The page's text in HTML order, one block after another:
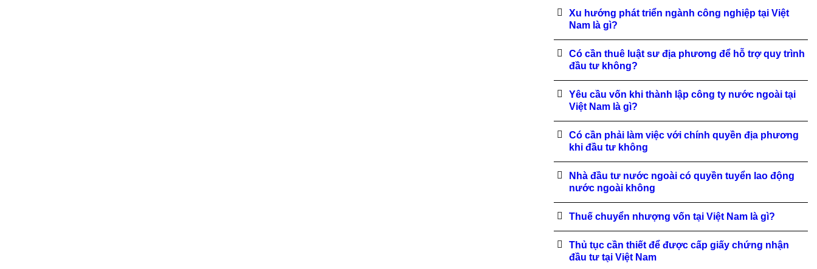
Xu hướng phát triển ngành công nghiệp tại Việt
Nam là gì?
Có cần thuê luật sư địa phương để hỗ trợ quy trình
đầu tư không?
Yêu cầu vốn khi thành lập công ty nước ngoài tại
Việt Nam là gì?
Có cần phải làm việc với chính quyền địa phương
khi đầu tư không
Nhà đầu tư nước ngoài có quyền tuyển lao động
nước ngoài không
Thuế chuyển nhượng vốn tại Việt Nam là gì?
Thủ tục cần thiết để được cấp giấy chứng nhận
đầu tư tại Việt Nam